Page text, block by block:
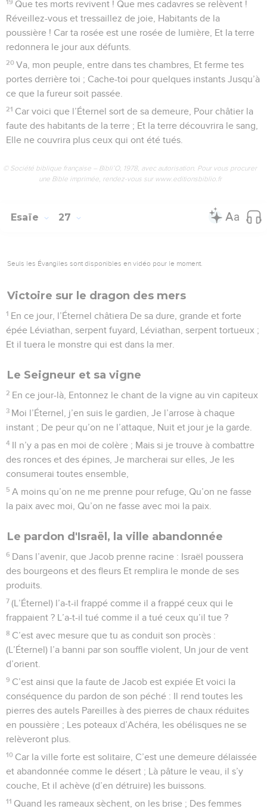
19 Que tes morts revivent ! Que mes cadavres se relèvent !
Réveillez-vous et tressaillez de joie, Habitants de la
poussière ! Car ta rosée est une rosée de lumière, Et la terre
redonnera le jour aux défunts.
20 Va, mon peuple, entre dans tes chambres, Et ferme tes
portes derrière toi ; Cache-toi pour quelques instants Jusqu’à
ce que la fureur soit passée.
21 Car voici que l’Éternel sort de sa demeure, Pour châtier la
faute des habitants de la terre ; Et la terre découvrira le sang,
Elle ne couvrira plus ceux qui ont été tués.
© Société biblique française – Bibli’O, 1978, avec autorisation. Pour vous procurer
une Bible imprimée, rendez-vous sur www.editionsbiblio.fr
Esaïe 27
Seuls les Évangiles sont disponibles en vidéo pour le moment.
Victoire sur le dragon des mers
1 En ce jour, l’Éternel châtiera De sa dure, grande et forte
épée Léviathan, serpent fuyard, Léviathan, serpent tortueux ;
Et il tuera le monstre qui est dans la mer.
Le Seigneur et sa vigne
2 En ce jour-là, Entonnez le chant de la vigne au vin capiteux
3 Moi l’Éternel, j’en suis le gardien, Je l’arrose à chaque
instant ; De peur qu’on ne l’attaque, Nuit et jour je la garde.
4 Il n’y a pas en moi de colère ; Mais si je trouve à combattre
des ronces et des épines, Je marcherai sur elles, Je les
consumerai toutes ensemble,
5 A moins qu’on ne me prenne pour refuge, Qu’on ne fasse
la paix avec moi, Qu’on ne fasse avec moi la paix.
Le pardon d'Israël, la ville abandonnée
6 Dans l’avenir, que Jacob prenne racine : Israël poussera
des bourgeons et des fleurs Et remplira le monde de ses
produits.
7 (L’Éternel) l’a-t-il frappé comme il a frappé ceux qui le
frappaient ? L’a-t-il tué comme il a tué ceux qu’il tue ?
8 C’est avec mesure que tu as conduit son procès :
(L’Éternel) l’a banni par son souffle violent, Un jour de vent
d’orient.
9 C’est ainsi que la faute de Jacob est expiée Et voici la
conséquence du pardon de son péché : Il rend toutes les
pierres des autels Pareilles à des pierres de chaux réduites
en poussière ; Les poteaux d’Achéra, les obélisques ne se
relèveront plus.
10 Car la ville forte est solitaire, C’est une demeure délaissée
et abandonnée comme le désert ; Là pâture le veau, il s’y
couche, Et il achève (d’en détruire) les buissons.
11 Quand les rameaux sèchent, on les brise ; Des femmes